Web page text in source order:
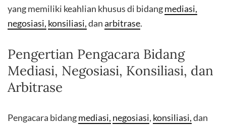
yang memiliki keahlian khusus di bidangmediasi,
negosiasi, konsiliasi,danarbitrase.
Pengertian Pengacara Bidang
Mediasi, Negosiasi, Konsiliasi, dan
Arbitrase
Pengacara bidangmediasi, negosiasi, konsiliasi,dan